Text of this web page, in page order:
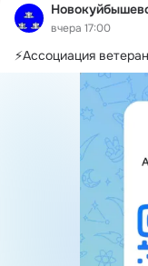
вчера 17:00
⚡Ассоциация